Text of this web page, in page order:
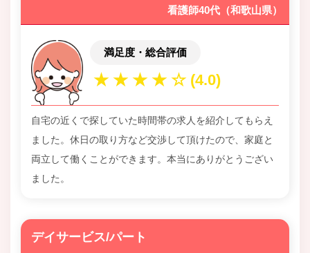
看護師40代（和歌山県）
満足度・総合評価
自宅の近くで探していた時間帯の求人を紹介してもらえ
ました。休日の取り方など交渉して頂けたので、家庭と
両立して働くことができます。本当にありがとうござい
ました。
デイサービス/パート